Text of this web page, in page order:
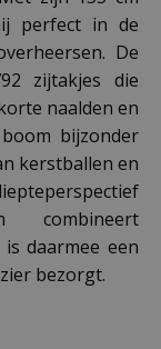
perfect in de
De
zijtakjes die
naalden en
bijzonder
kerstballen en
combineert
daarmee een
bezorgt.